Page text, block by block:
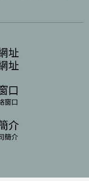
址
址
口
窗口
介
簡介